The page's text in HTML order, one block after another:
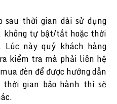
sau thời gian dài sử dụng
không tự bật/tắt hoặc thời
này quý khách hàng
kiểm tra mà phải liên hệ
đèn để được hướng dẫn
gian bảo hành thì sẽ